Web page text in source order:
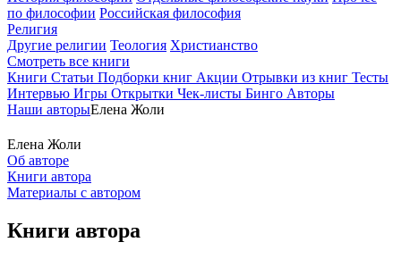
по философии Российская философия
Религия
Другие религии Теология Христианство
Смотреть все книги
Книги Статьи Подборки книг Акции Отрывки из книг Тесты
Интервью Игры Открытки Чек-листы Бинго Авторы
Наши авторыЕлена Жоли
Елена Жоли
Об авторе
Книги автора
Материалы с автором
Книги автора